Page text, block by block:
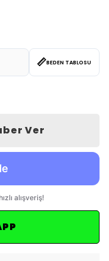
📏BEDEN TABLOSU
Ver